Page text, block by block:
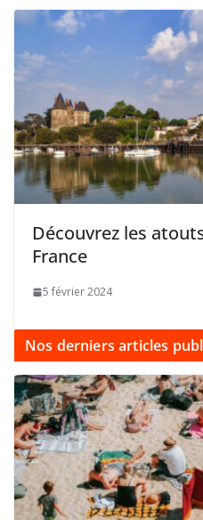
Découvrez les
France
5 février 2024
Nos derniers articles